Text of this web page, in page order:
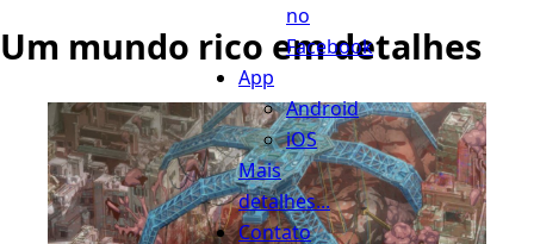
no
Facebook
App
Android
iOS
Mais
detalhes...
Contato
Um mundo rico em detalhes